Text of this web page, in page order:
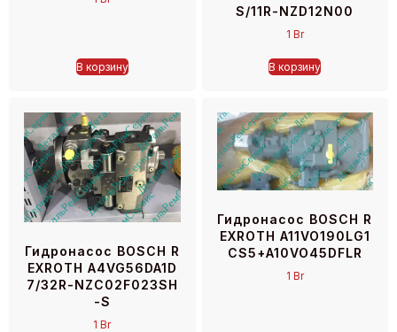
В корзину
S/11R-NZD12N00
1 Br
В корзину
Гидронасос BOSCH R
EXROTH A4VG56DA1D
7/32R-NZC02F023SH
-S
1Br
Гидронасос BOSCH R
EXROTH A11VO190LG1
CS5+A10VO45DFLR
1 Br